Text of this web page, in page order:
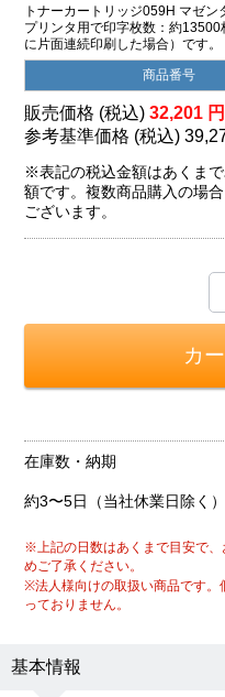
トナーカートリッジ059H マゼ
プリンタ用で印字枚数：約
に片面連続印刷した場合）です。
商品番号
販売価格 (税込)32,201 円
参考基準価格 (税込)
※表記の税込金額はあくま
額です。複数商品購入の場
ございます。
在庫数・納期
約3〜5日（当社休業日除く）
※上記の日数はあくまで目安で
めご了承ください。
※法人様向けの取扱い商品です。
っておりません。
基本情報